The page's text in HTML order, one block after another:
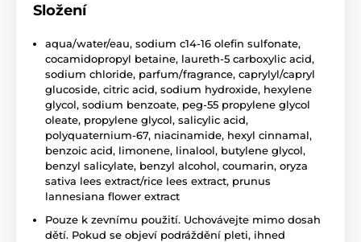
Složení
aqua/water/eau, sodium c14-16 olefin sulfonate,
cocamidopropyl betaine, laureth-5 carboxylic acid,
sodium chloride, parfum/fragrance, caprylyl/capryl
glucoside, citric acid, sodium hydroxide, hexylene
glycol, sodium benzoate, peg-55 propylene glycol
oleate, propylene glycol, salicylic acid,
polyquaternium-67, niacinamide, hexyl cinnamal,
benzoic acid, limonene, linalool, butylene glycol,
benzyl salicylate, benzyl alcohol, coumarin, oryza
sativa lees extract/rice lees extract, prunus
lannesiana flower extract
Pouze k zevnímu použití. Uchovávejte mimo dosah
dětí. Pokud se objeví podráždění pleti, ihned